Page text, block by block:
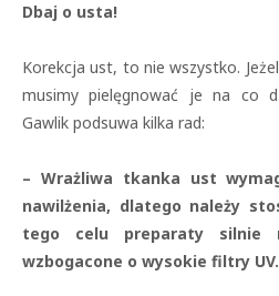
Dbaj o usta!
Korekcja ust, to nie wszystko.
musimy pielęgnować je na co
Gawlik podsuwa kilka rad:
– Wrażliwa tkanka ust
nawilżenia, dlatego należy
tego celu preparaty silnie
wzbogacone o wysokie filtry UV.